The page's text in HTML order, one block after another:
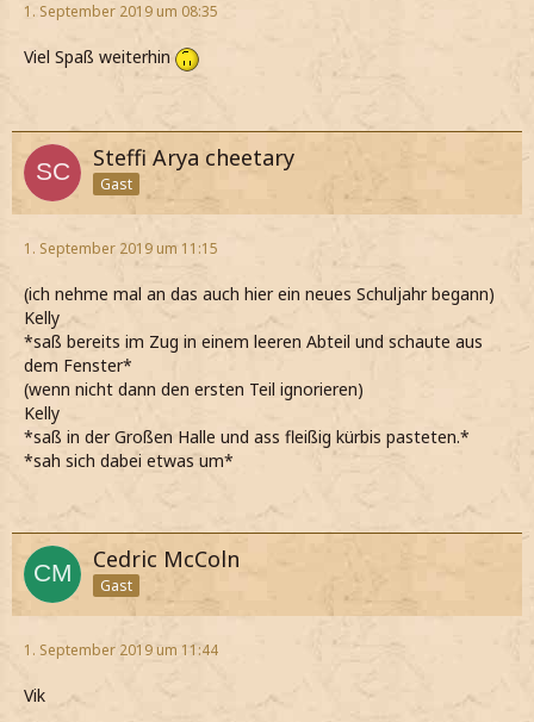
1. September 2019 um 08:35
Viel Spaß weiterhin
Steffi Arya cheetary
Gast
1. September 2019 um 11:15
(ich nehme mal an das auch hier ein neues Schuljahr begann)
Kelly
*saß bereits im Zug in einem leeren Abteil und schaute aus
dem Fenster*
(wenn nicht dann den ersten Teil ignorieren)
Kelly
*saß in der Großen Halle und ass fleißig kürbis pasteten.*
*sah sich dabei etwas um*
Cedric McColn
Gast
1. September 2019 um 11:44
Vik